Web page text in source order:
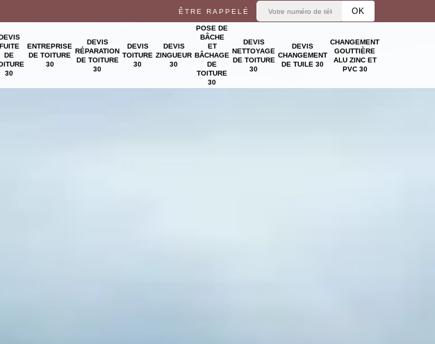
ÊTRE RAPPELÉ
FUITE
DE
30
ENTREPRISE
DE TOITURE
30
DEVIS
RÉPARATION
DE TOITURE
30
DEVIS
TOITURE
30
DEVIS
ZINGUEUR
30
POSE DE
BÂCHE
ET
BÂCHAGE
DE
TOITURE
30
DEVIS
NETTOYAGE
DE TOITURE
30
DEVIS
CHANGEMENT
DE TUILE 30
CHANGEMENT
GOUTTIÈRE
ALU ZINC ET
PVC 30